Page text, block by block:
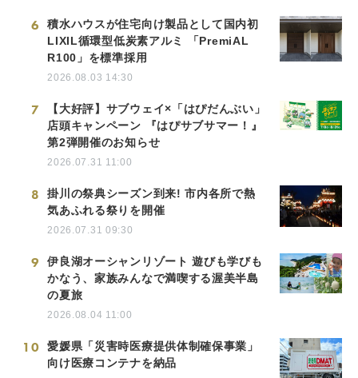
6
積水ハウスが住宅向け製品として国内初
LIXIL循環型低炭素アルミ 「PremiAL
R100」を標準採用
2026.08.03 14:30
7
【大好評】サブウェイ×「はぴだんぶい」
店頭キャンペーン 『はぴサブサマー！』
第2弾開催のお知らせ
2026.07.31 11:00
8
掛川の祭典シーズン到来! 市内各所で熱
気あふれる祭りを開催
2026.07.31 09:30
9
伊良湖オーシャンリゾート 遊びも学びも
かなう、家族みんなで満喫する渥美半島
の夏旅
2026.08.04 11:00
10
愛媛県「災害時医療提供体制確保事業」
向け医療コンテナを納品